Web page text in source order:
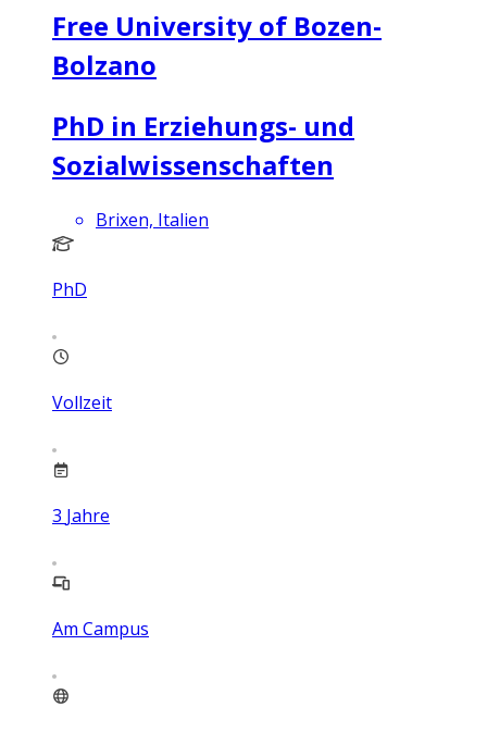
Free University of Bozen-
Bolzano
PhD in Erziehungs- und
Sozialwissenschaften
Brixen, Italien
PhD
Vollzeit
3 Jahre
Am Campus